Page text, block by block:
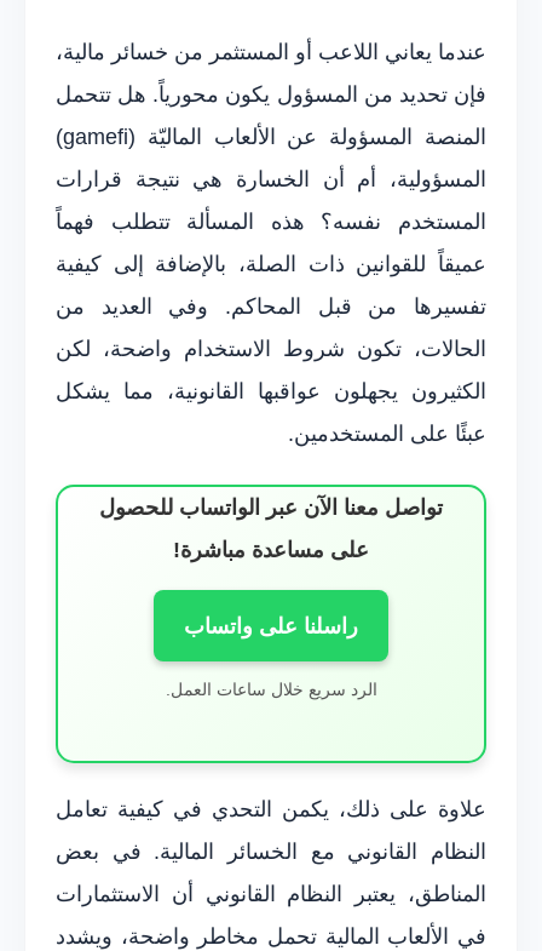
عندما يعاني اللاعب أو المستثمر من خسائر مالية،
فإن تحديد من المسؤول يكون محورياً. هل تتحمل
المنصة المسؤولة عن الألعاب الماليّة (gamefi)
المسؤولية، أم أن الخسارة هي نتيجة قرارات
المستخدم نفسه؟ هذه المسألة تتطلب فهماً
عميقاً للقوانين ذات الصلة، بالإضافة إلى كيفية
تفسيرها من قبل المحاكم. وفي العديد من
الحالات، تكون شروط الاستخدام واضحة، لكن
الكثيرون يجهلون عواقبها القانونية، مما يشكل
عبئًا على المستخدمين.
تواصل معنا الآن عبر الواتساب للحصول
على مساعدة مباشرة!
راسلنا على واتساب
الرد سريع خلال ساعات العمل.
علاوة على ذلك، يكمن التحدي في كيفية تعامل
النظام القانوني مع الخسائر المالية. في بعض
المناطق، يعتبر النظام القانوني أن الاستثمارات
في الألعاب المالية تحمل مخاطر واضحة، ويشدد